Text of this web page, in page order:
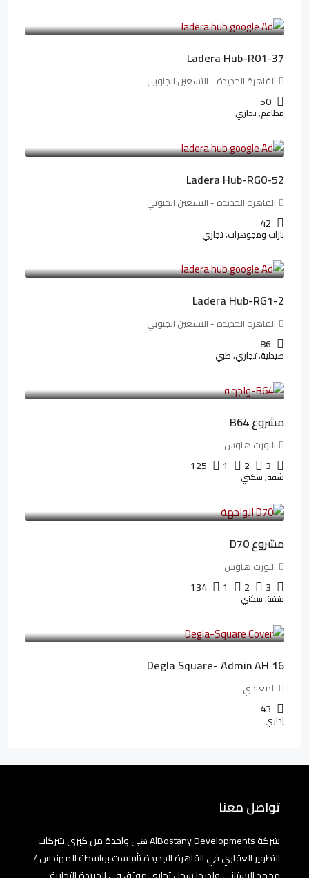
Ladera Hub-R01-37
القاهرة الجديدة - التسعين الجنوبي
50
مطاعم, تجاري
Ladera Hub-RG0-52
القاهرة الجديدة - التسعين الجنوبي
42
بازات ومجوهرات, تجاري
Ladera Hub-RG1-2
القاهرة الجديدة - التسعين الجنوبي
86
صيدلية, تجاري, طبي
مشروع B64
النورث هاوس
3
2
1
125
شقة, سكني
مشروع D70
النورث هاوس
3
2
1
134
شقة, سكني
Degla Square- Admin AH 16
المعادي
43
إداري
تواصل معنا
شركة AlBostany Developments هي واحدة من كبرى شركات
التطوير العقاري في القاهرة الجديدة تأسست بواسطة المهندس /